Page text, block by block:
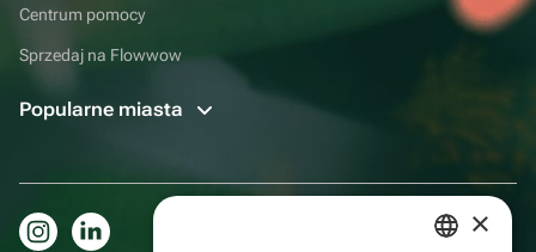
Centrum pomocy
Sprzedaj na Flowwow
Popularne miasta
×